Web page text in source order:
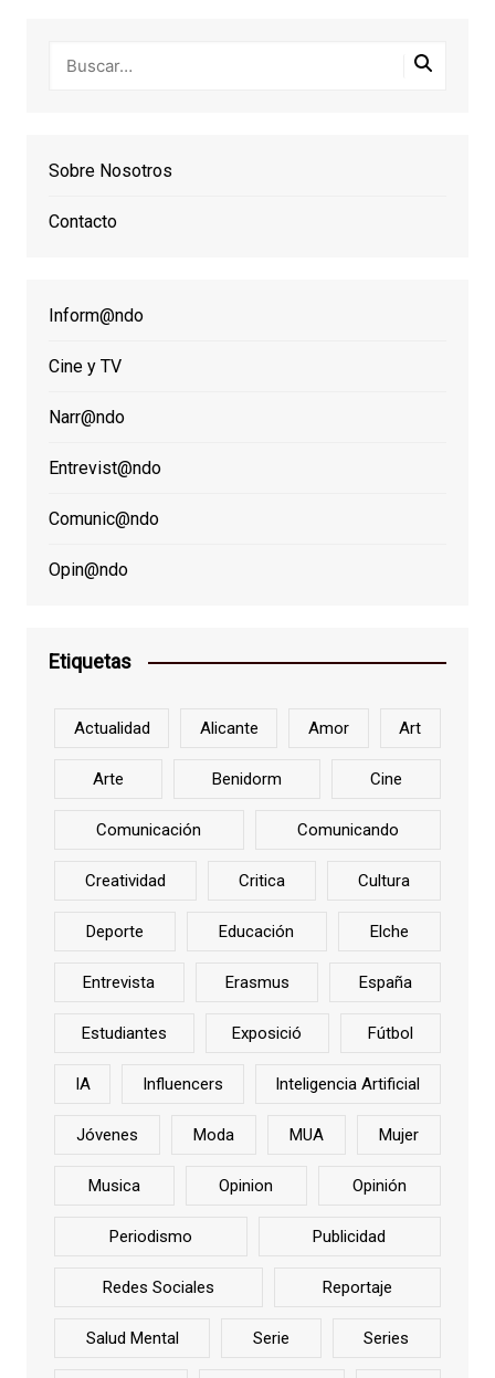
Sobre Nosotros
Contacto
Inform@ndo
Cine y TV
Narr@ndo
Entrevist@ndo
Comunic@ndo
Opin@ndo
Etiquetas
Actualidad Alicante Amor Art
Arte Benidorm Cine
Comunicación Comunicando
Creatividad Critica Cultura
Deporte Educación Elche
Entrevista Erasmus España
Estudiantes Exposició Fútbol
IA Influencers Inteligencia Artificial
Jóvenes Moda MUA Mujer
Musica Opinion Opinión
Periodismo Publicidad
Redes Sociales Reportaje
Salud Mental Serie Series